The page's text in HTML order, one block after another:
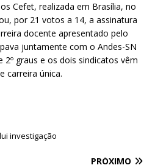
Cefet, realizada em Brasília, no
por 21 votos a 14, a assinatura
docente apresentado pelo
juntamente com o Andes-SN
2º graus e os dois sindicatos vêm
carreira única.
investigação
PRÓXIMO